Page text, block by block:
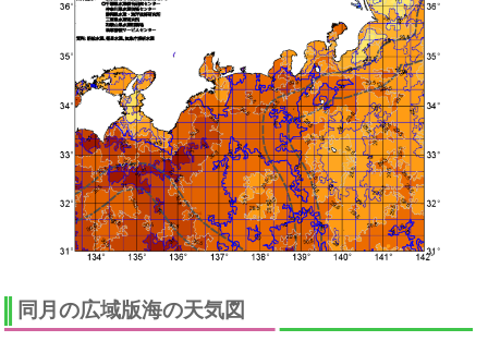
同月の広域版海の天気図